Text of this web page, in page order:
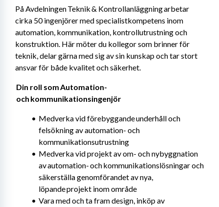
På Avdelningen Teknik & Kontrollanläggning arbetar
cirka 50 ingenjörer med specialistkompetens inom
automation, kommunikation, kontrollutrustning och
konstruktion. Här möter du kollegor som brinner för
teknik, delar gärna med sig av sin kunskap och tar stort
ansvar för både kvalitet och säkerhet.
Din roll som Automation-
och kommunikationsingenjör
Medverka vid förebyggande underhåll och
felsökning av automation- och
kommunikationsutrustning
Medverka vid projekt av om- och nybyggnation
av automation- och kommunikationslösningar och
säkerställa genomförandet av nya,
löpande projekt inom område
Vara med och ta fram design, inköp av